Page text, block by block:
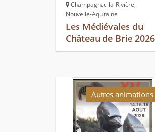
Champagnac-la-Rivière,
Nouvelle-Aquitaine
Les Médiévales du
Château de Brie 2026
Autres animations